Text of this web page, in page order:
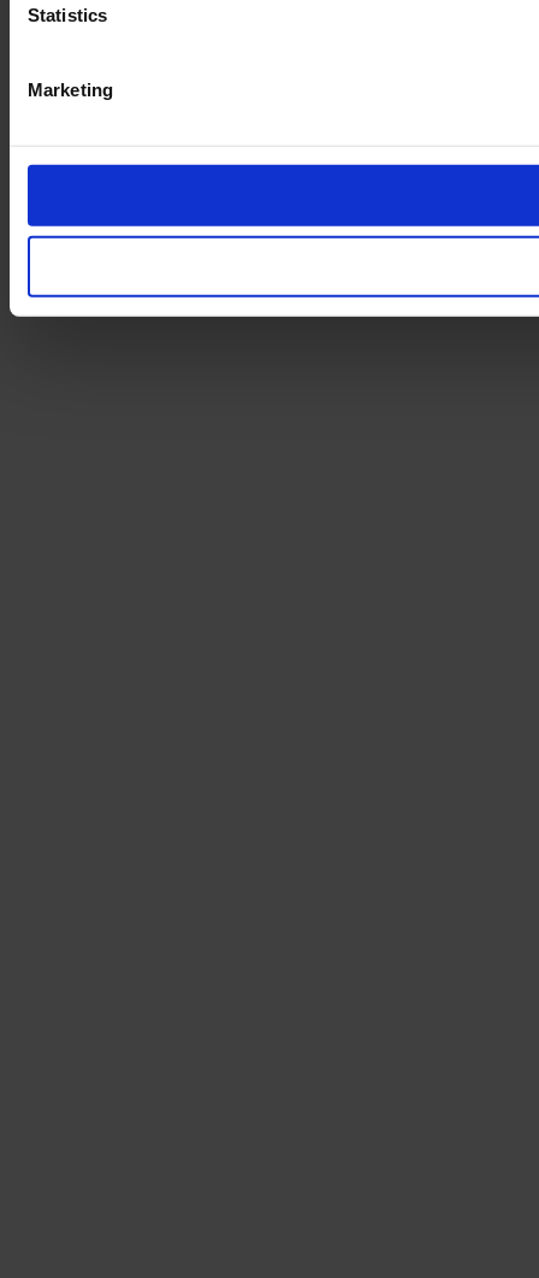
Statistics
Marketing